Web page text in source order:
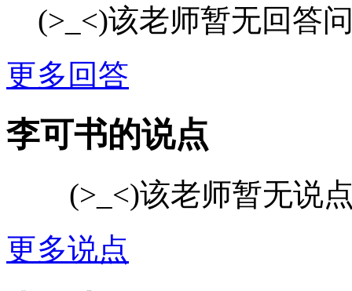
(>_<)该老师暂无回答
更多回答
李可书的说点
(>_<)该老师暂无说
更多说点